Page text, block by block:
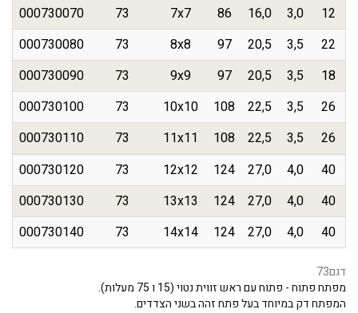
000730070
73 7x7 86 16,0 3,0
12
000730080
73 8x8 97 20,5 3,5
22
000730090
73 9x9 97 20,5 3,5
18
000730100
73 10x10 108 22,5 3,5
26
000730110
73 11x11 108 22,5 3,5
26
000730120
73 12x12 124 27,0 4,0
40
000730130
73 13x13 124 27,0 4,0
40
000730140
73 14x14 124 27,0 4,0 40
דגם73
מפתח פתוח - פתוח עם ראש זווית נטוי (15 ו 75 מעלות).
המפתח דק במיוחד בעל פתח זהה בשני הצדדים.